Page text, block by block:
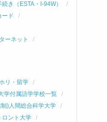
き（ESTA・I-94W）
ード
ーネット
リ・留学
学付属語学学校一覧
)人間総合科学大学
ロント大学